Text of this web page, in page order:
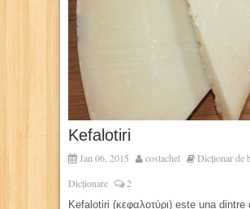
Kefalotiri
Jan 06, 2015 costachel Dicționar de
Dicționare 2
Kefalotiri (κεφαλοτύρι) este una dintre